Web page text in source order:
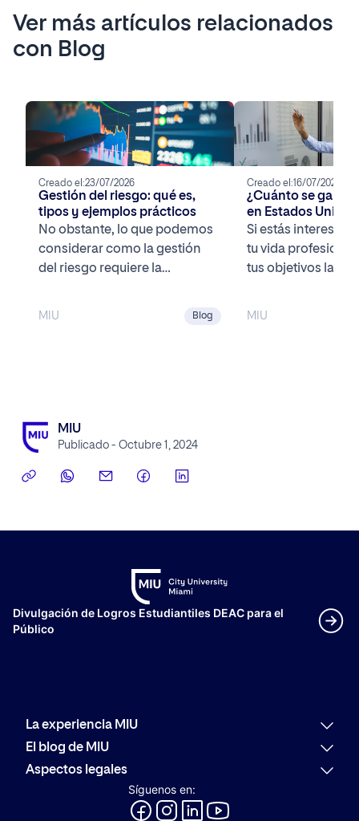
Ver más artículos relacionados
con Blog
Creado el:23/07/2026
Gestión del riesgo: qué es,
tipos y ejemplos prácticos
No obstante, lo que podemos
considerar como la gestión
del riesgo requiere la
MIU Blog
Creado el:16/07/2026
¿Cuánto se gana
en Estados
salarios
Si estás
tu vida
tus objetivos
MIU
MIU
Publicado - Octubre 1, 2024
Divulgación de Logros Estudiantiles DEAC para el
Público
La experiencia MIU
Por qué MIU
Alumni
Orientación Profesional
Evolución del Logotipo de MIU
El blog de MIU
Últimas noticias
Aspectos legales
Política de reembolso
Código de conducta
Síguenos en: